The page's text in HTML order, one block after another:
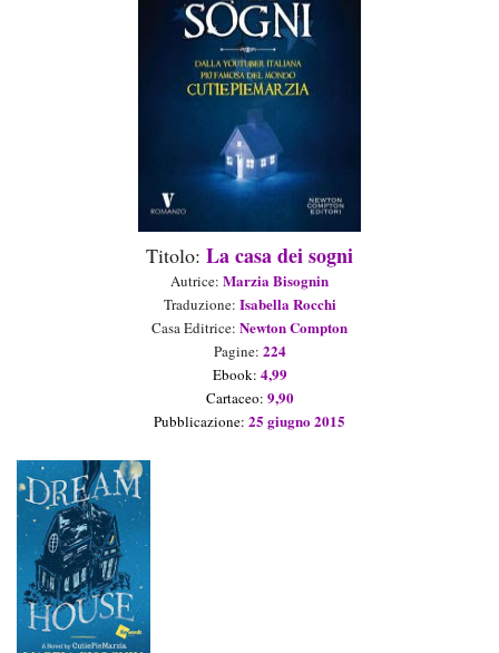
Titolo: La casa dei sogni
Autrice: Marzia Bisognin
Traduzione: Isabella Rocchi
Casa Editrice: Newton Compton
Pagine: 224
Ebook: 4,99
Cartaceo: 9,90
Pubblicazione: 25 giugno 2015